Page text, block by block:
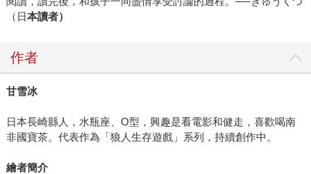
（日本讀者）
作者
甘雪冰
日本長崎縣人，水瓶座、O型，興趣是看電影和健走，喜歡喝南
非國寶茶。代表作為「狼人生存遊戲」系列，持續創作中。
繪者簡介